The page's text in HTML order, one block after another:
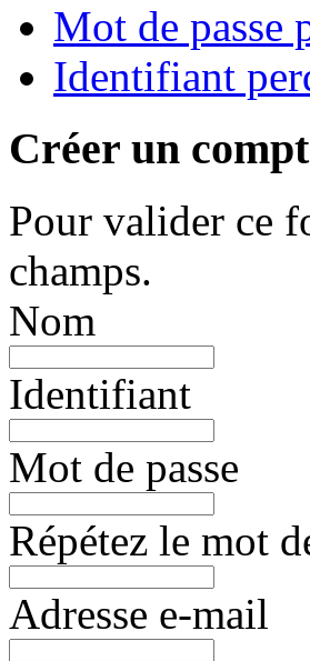
Mot de passe
Identifiant
Créer un
Pour valider ce
champs.
Nom
Identifiant
Mot de passe
Répétez le mot
Adresse e-mail